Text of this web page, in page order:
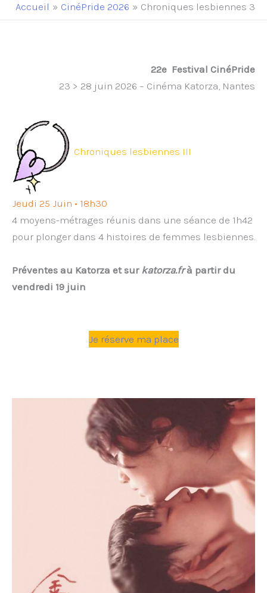
principal
Accueil CinéPride 2026 Chroniques lesbiennes 3
22e Festival CinéPride
23 > 28 juin 2026 – Cinéma Katorza, Nantes
Chroniques lesbiennes III
Jeudi 25 Juin • 18h30
4 moyens-métrages réunis dans une séance de 1h42
pour plonger dans 4 histoires de femmes lesbiennes.
Préventes au Katorza et sur katorza.frà partir du
vendredi 19 juin
Je réserve ma place